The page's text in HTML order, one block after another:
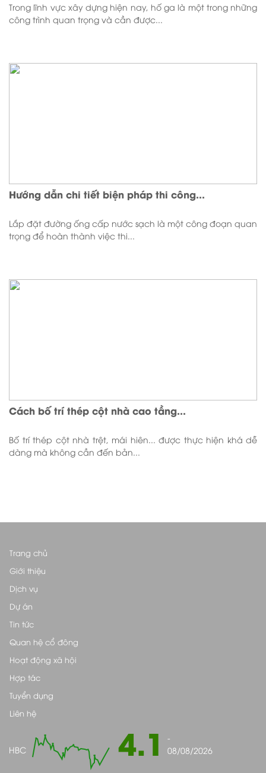
Trong lĩnh vực xây dựng hiện nay, hố ga là một trong những
công trình quan trọng và cần được...
Hướng dẫn chi tiết biện pháp thi công...
Lắp đặt đường ống cấp nước sạch là một công đoạn quan
trọng để hoàn thành việc thi...
Cách bố trí thép cột nhà cao tầng...
Bố trí thép cột nhà trệt, mái hiên... được thực hiện khá dễ
dàng mà không cần đến bản...
Trang chủ
Giới thiệu
Dịch vụ
Dự án
Tin tức
Quan hệ cổ đông
Hoạt động xã hội
Hợp tác
Tuyển dụng
Liên hệ
HBC 4.1
-
08/08/2026